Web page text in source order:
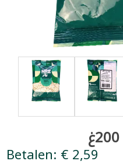
Betalen: € 2,59